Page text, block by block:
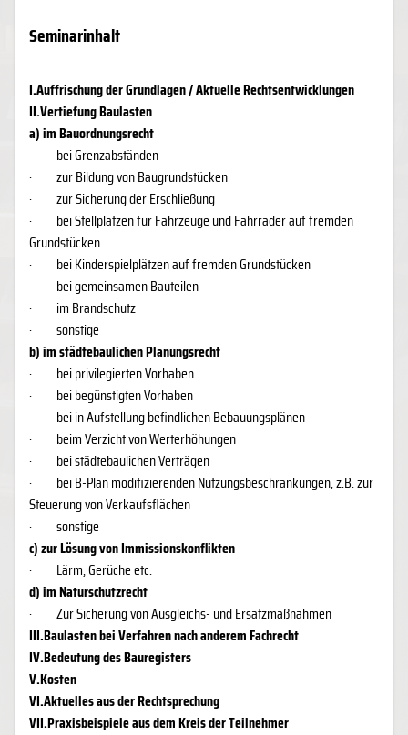
Seminarinhalt
I.Auffrischung der Grundlagen / Aktuelle Rechtsentwicklungen
II.Vertiefung Baulasten
a) im Bauordnungsrecht
· bei Grenzabständen
· zur Bildung von Baugrundstücken
· zur Sicherung der Erschließung
· bei Stellplätzen für Fahrzeuge und Fahrräder auf fremden
Grundstücken
· bei Kinderspielplätzen auf fremden Grundstücken
· bei gemeinsamen Bauteilen
· im Brandschutz
· sonstige
b) im städtebaulichen Planungsrecht
· bei privilegierten Vorhaben
· bei begünstigten Vorhaben
· bei in Aufstellung befindlichen Bebauungsplänen
· beim Verzicht von Werterhöhungen
· bei städtebaulichen Verträgen
· bei B-Plan modifizierenden Nutzungsbeschränkungen, z.B. zur
Steuerung von Verkaufsflächen
· sonstige
c) zur Lösung von Immissionskonflikten
· Lärm, Gerüche etc.
d) im Naturschutzrecht
· Zur Sicherung von Ausgleichs- und Ersatzmaßnahmen
III.Baulasten bei Verfahren nach anderem Fachrecht
IV.Bedeutung des Bauregisters
V.Kosten
VI.Aktuelles aus der Rechtsprechung
VII.Praxisbeispiele aus dem Kreis der Teilnehmer